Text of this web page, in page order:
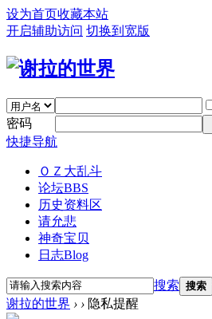
设为首页收藏本站
开启辅助访问 切换到宽版
密码
快捷导航
ＯＺ大乱斗
论坛BBS
历史资料区
请允悲
神奇宝贝
日志Blog
搜索 搜索
谢拉的世界 › › 隐私提醒